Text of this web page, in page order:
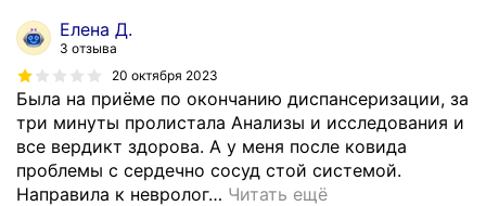
н
ы
й
п
е
р
с
о
Елена Д.
3 отзыва
20 октября 2023
Была на приёме по окончанию диспансеризации, за
три минуты пролистала Анализы и исследования и
все вердикт здорова. А у меня после ковида
проблемы с сердечно сосуд стой системой.
Направила к невролог… Читать ещё